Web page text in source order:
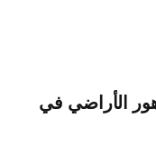
الأراضي في